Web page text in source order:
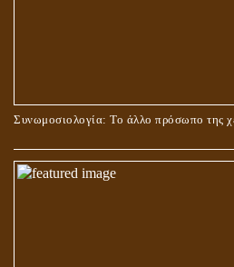
Συνωμοσιολογία: Το άλλο πρόσωπο της
ΣΤΑΥΡΩΣΗ ΤΟΥ ΧΡΙΣΤΟΥ: ΜΥΘΟΣ Ή